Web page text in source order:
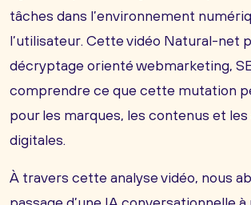
tâches dans l’environnement
l’utilisateur. Cette vidéo Natural-net
décryptage orienté webmarketing,
comprendre ce que cette mutation
pour les marques, les contenus et
digitales.
À travers cette analyse vidéo, nous